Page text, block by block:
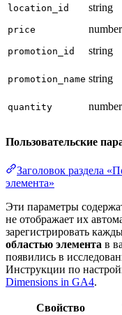
location_id string
price number
promotion_id string
promotion_name string
quantity number
Пользовательские
Заголовок раздела
элемента»
Эти параметры
не отображает их
зарегистрировать
областью элемента в
появились в
Инструкции по
Dimensions in GA4.
Свойство